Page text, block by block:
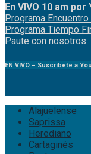
En VIVO 10 am
Programa Encuentro
Programa Tiempo
Paute con nosotros
EN VIVO – Suscríbete a
Alajuelense
Saprissa
Herediano
Cartaginés